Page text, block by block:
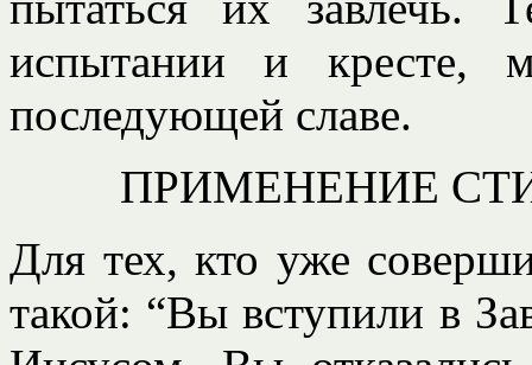
испытании и кресте,
последующей славе.
ПРИМЕНЕНИЕ
Для тех, кто уже
такой: “Вы вступили в